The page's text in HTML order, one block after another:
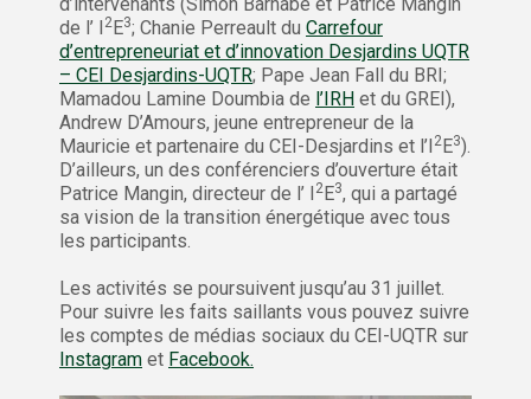
de l’ I 2E3; Chanie Perreault du Carrefour
d’entrepreneuriat et d’innovation Desjardins UQTR
– CEI Desjardins-UQTR; Pape Jean Fall du BRI;
Mamadou Lamine Doumbia de l’IRH et du GREI),
Andrew D’Amours, jeune entrepreneur de la
Mauricie et partenaire du CEI-Desjardins et l’I 2E3).
D’ailleurs, un des conférenciers d’ouverture était
Patrice Mangin, directeur de l’ I 2E3, qui a partagé
sa vision de la transition énergétique avec tous
les participants.
Les activités se poursuivent jusqu’au 31 juillet.
Pour suivre les faits saillants vous pouvez suivre
les comptes de médias sociaux du CEI-UQTR sur
Instagram et Facebook.